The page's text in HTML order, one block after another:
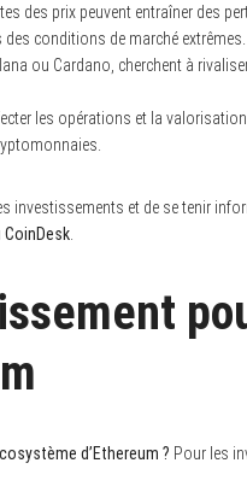
des prix peuvent entraîner des
conditions de marché extrêmes.
ou Cardano, cherchent à
les opérations et la
investissements et de se tenir
CoinDesk
d’Ethereum ? Pour les